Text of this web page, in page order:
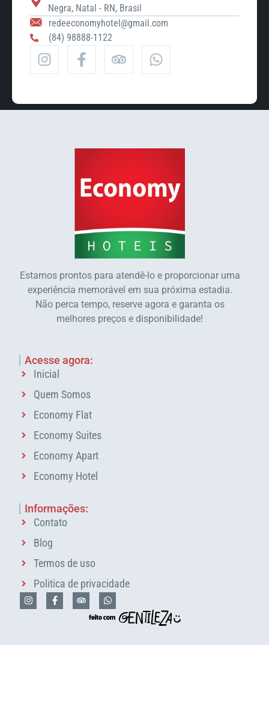
Negra, Natal - RN, Brasil
redeeconomyhotel@gmail.com
(84) 98888-1122
Estamos prontos para atendê-lo e proporcionar uma
experiência memorável em sua próxima estadia.
Não perca tempo, reserve agora e garanta os
melhores preços e disponibilidade!
Acesse agora:
Inicial
Quem Somos
Economy Flat
Economy Suites
Economy Apart
Economy Hotel
Informações:
Contato
Blog
Termos de uso
Politica de privacidade